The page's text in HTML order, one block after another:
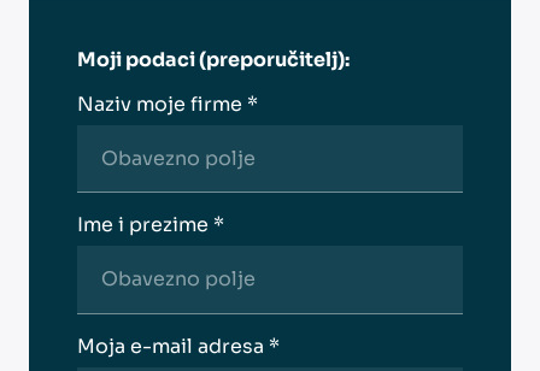
Moji podaci (preporučitelj):
Naziv moje firme *
Ime i prezime *
Moja e-mail adresa *